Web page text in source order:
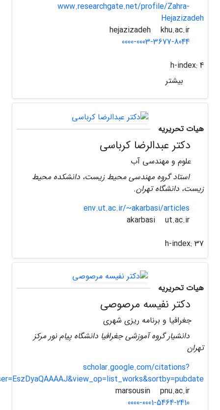
www.researchgate.net/profile/Zahra-
Hejazizadeh
khu.ac.ir
0000-0003-3677-8044
h-index: 4
بیشتر
هیات تحریریه
دکتر عبدالرضا کرباسی
علوم و مهندسی آب
استاد گروه مهندسی محیط زیست، دانشکده محیط
زیست، دانشگاه تهران.
env.ut.ac.ir/~akarbasi/articles
ut.ac.ir
h-index: 37
هیات تحریریه
دکتر نفیسه مرصوصی
جغرافیا و برنامه ریزی شهری
دانشیار گروه آموزشی جغرافیا دانشگاه پیام نور مرکز
تهران
scholar.google.com/citations?
pnu.ac.ir
0000-0001-5464-2410